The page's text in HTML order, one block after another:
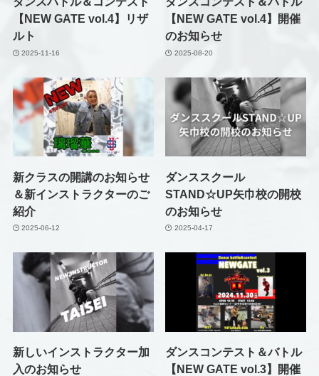
【NEW GATE vol.4】リザ
ルト
2025-11-16
【NEW GATE vol.4】開催
のお知らせ
2025-08-20
新クラスの開講のお知らせ
＆新インストラクターのご
紹介
2025-06-12
ダンススクール
STAND☆UP矢巾校の開校
のお知らせ
2025-04-17
新しいインストラクター加
入のお知らせ
ダンスコンテスト＆バトル
【NEW GATE vol.3】開催